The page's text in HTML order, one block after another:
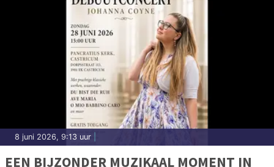
8 juni 2026, 9:13 uur
EEN BIJZONDER MUZIKAAL MOMENT IN